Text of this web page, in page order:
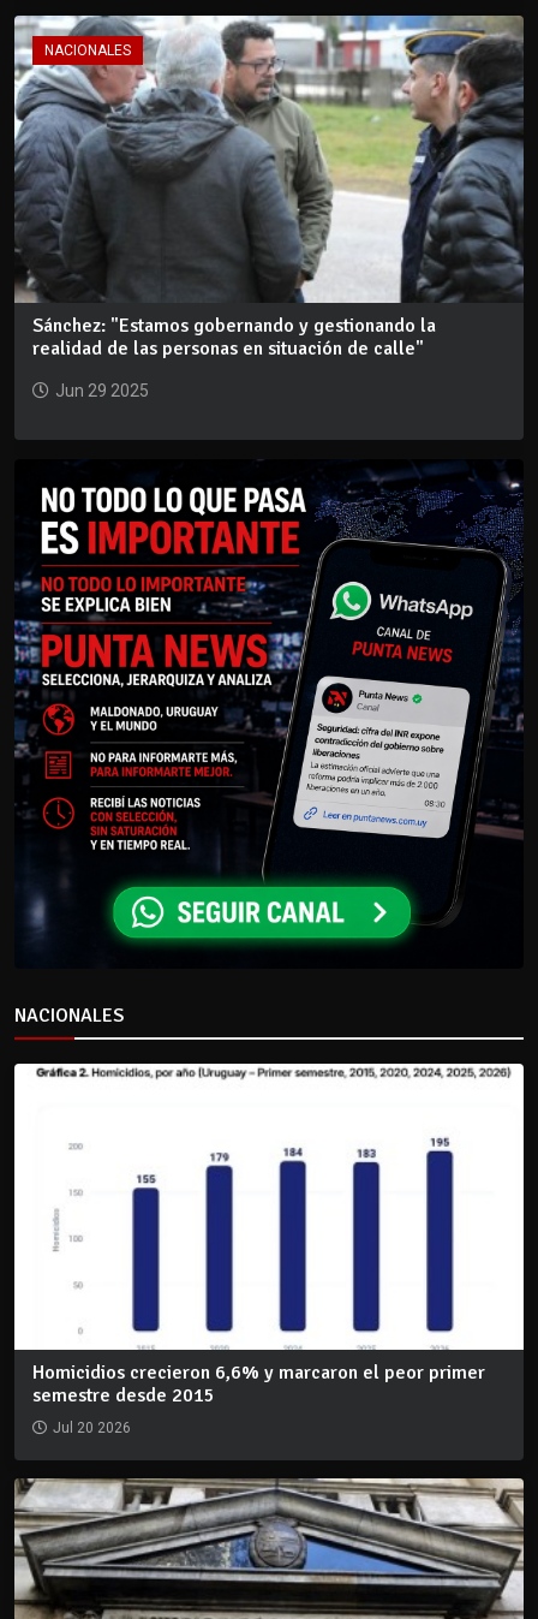
NACIONALES
Sánchez: "Estamos gobernando y gestionando la
realidad de las personas en situación de calle"
Jun 29 2025
NACIONALES
Homicidios crecieron 6,6% y marcaron el peor primer
semestre desde 2015
Jul 20 2026